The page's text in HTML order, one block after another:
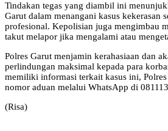
Tindakan tegas yang diambil ini
Garut dalam menangani kasus kekerasan
profesional. Kepolisian juga mengimbau
takut melapor jika mengalami atau
Polres Garut menjamin kerahasiaan dan
perlindungan maksimal kepada para
memiliki informasi terkait kasus ini,
nomor aduan melalui WhatsApp di
(Risa)